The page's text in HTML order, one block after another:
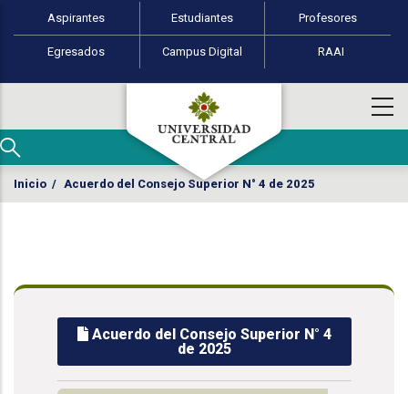
Pasar al contenido principal
Perfiles de usuario
Aspirantes Estudiantes Profesores
Egresados Campus Digital RAAI
Inicio / Acuerdo del Consejo Superior N° 4 de 2025
Acuerdo del Consejo Superior N° 4
de 2025